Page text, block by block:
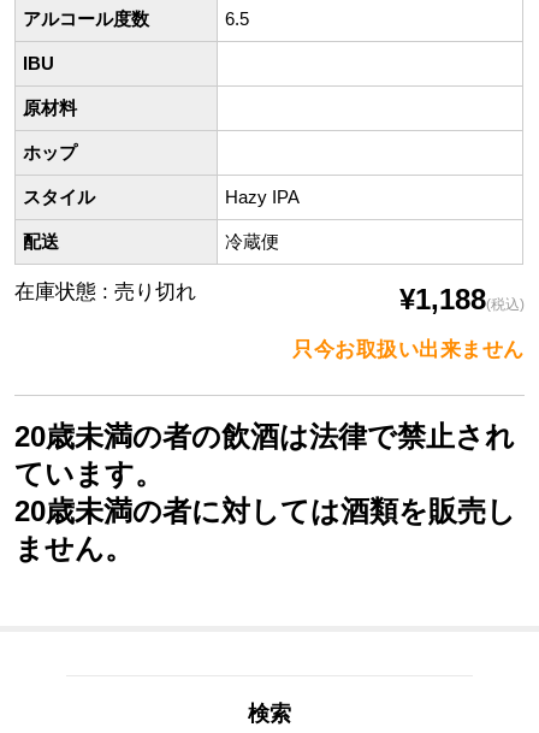
アルコール度数 6.5
IBU
原材料
ホップ
スタイル Hazy IPA
配送 冷蔵便
在庫状態 : 売り切れ ¥1,188(税込)
只今お取扱い出来ません
20歳未満の者の飲酒は法律で禁止され
ています。
20歳未満の者に対しては酒類を販売し
ません。
検索